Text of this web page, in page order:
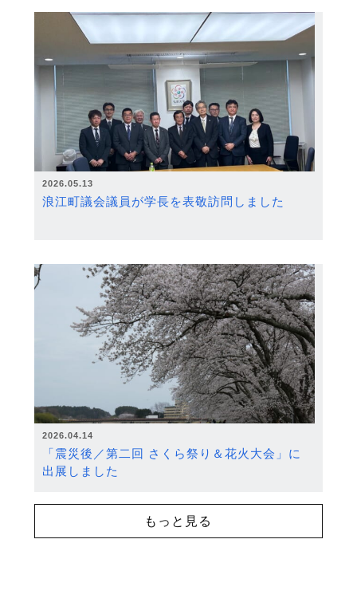
2026.05.13
浪江町議会議員が学長を表敬訪問しました
2026.04.14
「震災後／第二回 さくら祭り＆花火大会」に
出展しました
もっと見る